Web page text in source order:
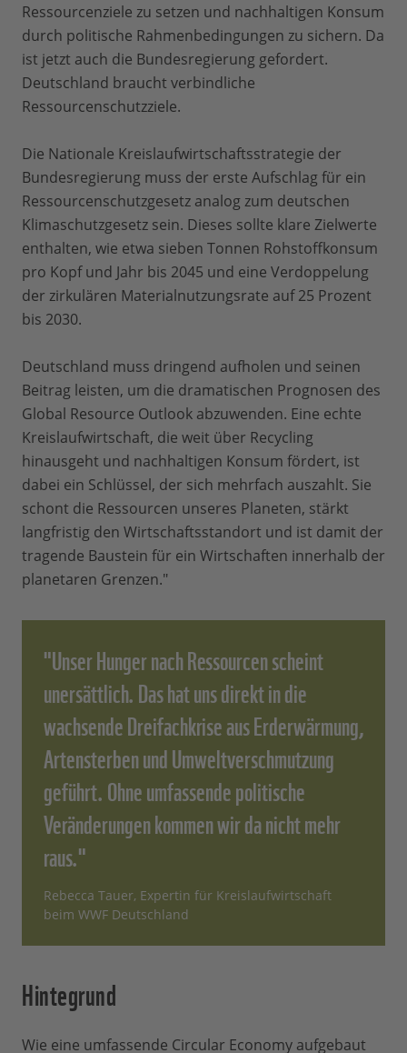
Ressourcenziele zu setzen und nachhaltigen Konsum
durch politische Rahmenbedingungen zu sichern. Da
ist jetzt auch die Bundesregierung gefordert.
Deutschland braucht verbindliche
Ressourcenschutzziele.
Die Nationale Kreislaufwirtschaftsstrategie der
Bundesregierung muss der erste Aufschlag für ein
Ressourcenschutzgesetz analog zum deutschen
Klimaschutzgesetz sein. Dieses sollte klare Zielwerte
enthalten, wie etwa sieben Tonnen Rohstoffkonsum
pro Kopf und Jahr bis 2045 und eine Verdoppelung
der zirkulären Materialnutzungsrate auf 25 Prozent
bis 2030.
Deutschland muss dringend aufholen und seinen
Beitrag leisten, um die dramatischen Prognosen des
Global Resource Outlook abzuwenden. Eine echte
Kreislaufwirtschaft, die weit über Recycling
hinausgeht und nachhaltigen Konsum fördert, ist
dabei ein Schlüssel, der sich mehrfach auszahlt. Sie
schont die Ressourcen unseres Planeten, stärkt
langfristig den Wirtschaftsstandort und ist damit der
tragende Baustein für ein Wirtschaften innerhalb der
planetaren Grenzen."
"Unser Hunger nach Ressourcen scheint
unersättlich. Das hat uns direkt in die
wachsende Dreifachkrise aus Erderwärmung,
Artensterben und Umweltverschmutzung
geführt. Ohne umfassende politische
Veränderungen kommen wir da nicht mehr
raus."
Rebecca Tauer, Expertin für Kreislaufwirtschaft
beim WWF Deutschland
Hintegrund
Wie eine umfassende Circular Economy aufgebaut